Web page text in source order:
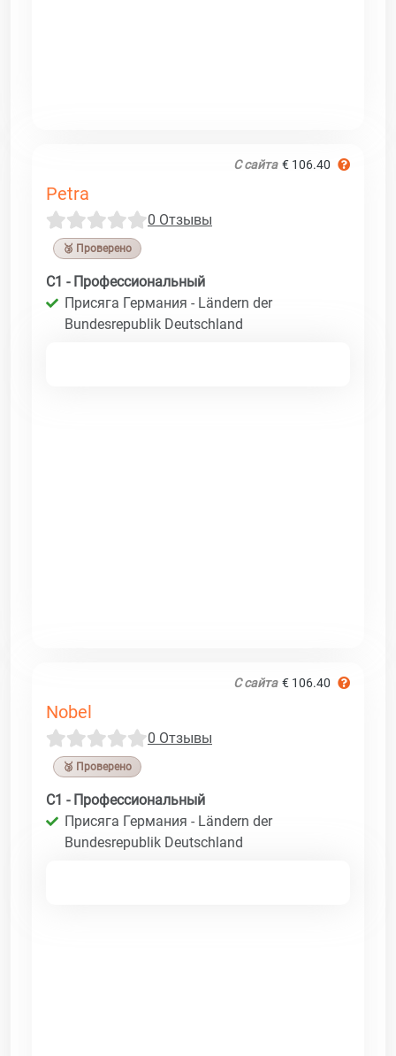
С сайта € 106.40
Petra
0 Отзывы
🥉 Проверено
C1 - Профессиональный
Присяга Германия - Ländern der
Bundesrepublik Deutschland
С сайта € 106.40
Nobel
0 Отзывы
🥉 Проверено
C1 - Профессиональный
Присяга Германия - Ländern der
Bundesrepublik Deutschland